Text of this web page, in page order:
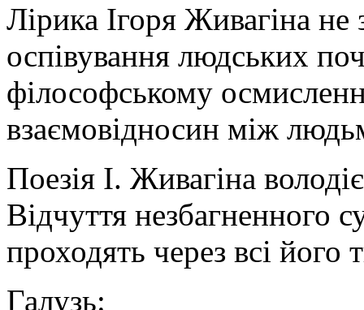
Лірика Ігоря Живагіна не
оспівування людських
філософському
взаємовідносин між
Поезія І. Живагіна
Відчуття незбагненного
проходять через всі його
Галузь: